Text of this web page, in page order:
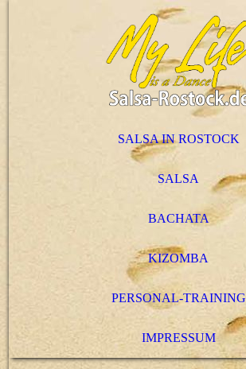
SALSA IN ROSTOCK
SALSA
BACHATA
KIZOMBA
PERSONAL-TRAINING
IMPRESSUM